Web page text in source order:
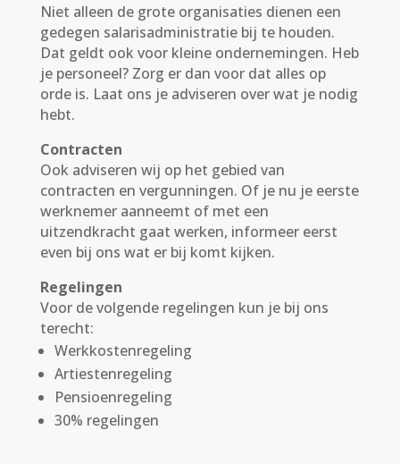
Niet alleen de grote organisaties dienen een
gedegen salarisadministratie bij te houden.
Dat geldt ook voor kleine ondernemingen. Heb
je personeel? Zorg er dan voor dat alles op
orde is. Laat ons je adviseren over wat je nodig
hebt.
Contracten
Ook adviseren wij op het gebied van
contracten en vergunningen. Of je nu je eerste
werknemer aanneemt of met een
uitzendkracht gaat werken, informeer eerst
even bij ons wat er bij komt kijken.
Regelingen
Voor de volgende regelingen kun je bij ons
terecht:
Werkkostenregeling
Artiestenregeling
Pensioenregeling
30% regelingen